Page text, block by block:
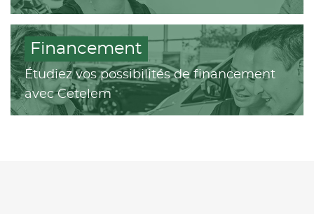
Financement
Étudiez vos possibilités de financement
avec Cetelem